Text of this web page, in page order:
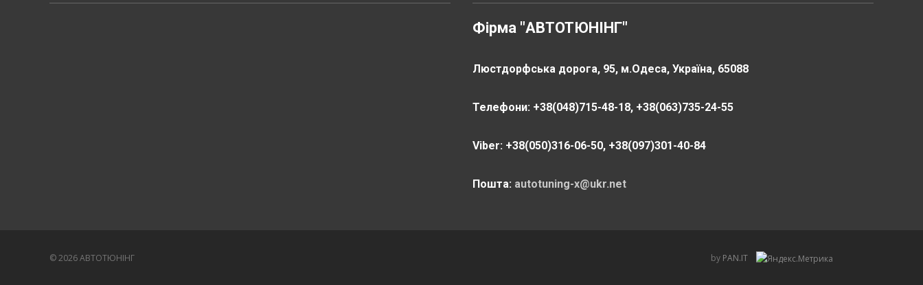
Фірма "АВТОТЮНІНГ"
Люстдорфська дорога, 95, м.Одеса, Україна, 65088
Телефони: +38(048)715-48-18, +38(063)735-24-55
Viber: +38(050)316-06-50, +38(097)301-40-84
Пошта: autotuning-x@ukr.net
© 2026 АВТОТЮНІНГ by PAN.IT